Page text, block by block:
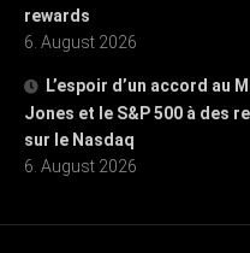
rewards
6. August 2026
L’espoir d’un accord au
Jones et le S&P 500 à des
sur le Nasdaq
6. August 2026